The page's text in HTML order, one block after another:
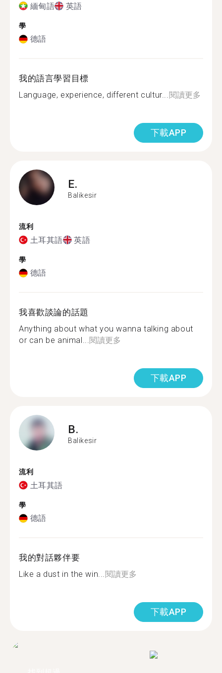
緬甸語 英語
學
德語
我的語言學習目標
Language, experience, different cultur...閱讀更多
下載APP
E.
Balikesir
流利
土耳其語 英語
學
德語
我喜歡談論的話題
Anything about what you wanna talking about
or can be animal...閱讀更多
下載APP
B.
Balikesir
流利
土耳其語
學
德語
我的對話夥伴要
Like a dust in the win...閱讀更多
下載APP